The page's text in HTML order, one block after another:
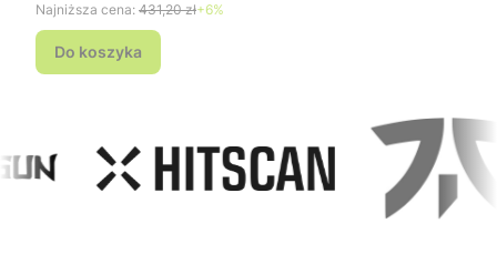
Najniższa cena: 431,20 zł+6%
Do koszyka